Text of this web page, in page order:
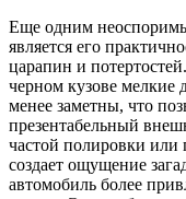
Еще одним
является его
царапин и
черном кузове мелкие
менее заметны, что
презентабельный
частой полировки или
создает ощущение
автомобиль более